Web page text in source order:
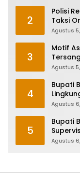
2
Polisi
Taksi
Agustus
3
Motif
Online
Agustus
4
Bupati
Sulsel
Agustus
5
Bupati
Zero
Agustus